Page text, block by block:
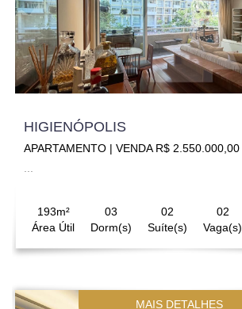
HIGIENÓPOLIS
APARTAMENTO | VENDA R$ 2.550.000,00
193m²
Área Útil
03
Dorm(s)
02
Suíte(s)
02
Vaga(s)
MAIS DETALHES